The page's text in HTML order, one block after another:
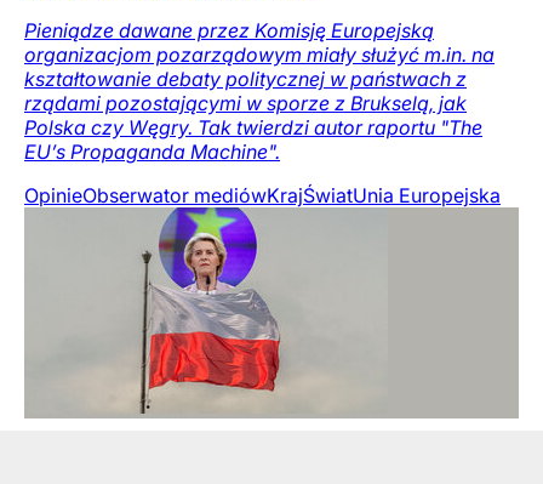
Pieniądze dawane przez Komisję Europejską
organizacjom pozarządowym miały służyć m.in. na
kształtowanie debaty politycznej w państwach z
rządami pozostającymi w sporze z Brukselą, jak
Polska czy Węgry. Tak twierdzi autor raportu "The
EU’s Propaganda Machine".
OpinieObserwator mediówKrajŚwiatUnia Europejska